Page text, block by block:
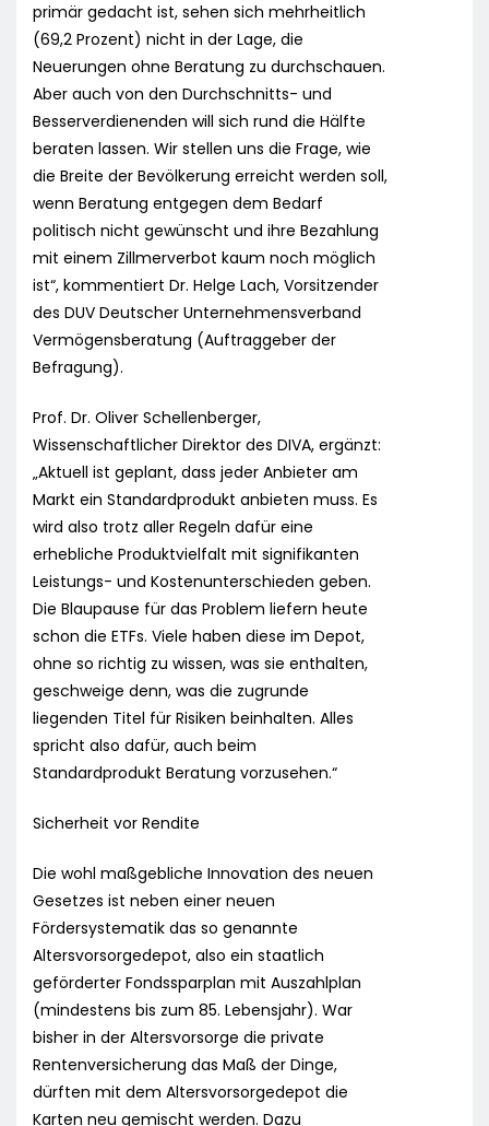
primär gedacht ist, sehen sich mehrheitlich
(69,2 Prozent) nicht in der Lage, die
Neuerungen ohne Beratung zu durchschauen.
Aber auch von den Durchschnitts- und
Besserverdienenden will sich rund die Hälfte
beraten lassen. Wir stellen uns die Frage, wie
die Breite der Bevölkerung erreicht werden soll,
wenn Beratung entgegen dem Bedarf
politisch nicht gewünscht und ihre Bezahlung
mit einem Zillmerverbot kaum noch möglich
ist“, kommentiert Dr. Helge Lach, Vorsitzender
des DUV Deutscher Unternehmensverband
Vermögensberatung (Auftraggeber der
Befragung).
Prof. Dr. Oliver Schellenberger,
Wissenschaftlicher Direktor des DIVA, ergänzt:
„Aktuell ist geplant, dass jeder Anbieter am
Markt ein Standardprodukt anbieten muss. Es
wird also trotz aller Regeln dafür eine
erhebliche Produktvielfalt mit signifikanten
Leistungs- und Kostenunterschieden geben.
Die Blaupause für das Problem liefern heute
schon die ETFs. Viele haben diese im Depot,
ohne so richtig zu wissen, was sie enthalten,
geschweige denn, was die zugrunde
liegenden Titel für Risiken beinhalten. Alles
spricht also dafür, auch beim
Standardprodukt Beratung vorzusehen.“
Sicherheit vor Rendite
Die wohl maßgebliche Innovation des neuen
Gesetzes ist neben einer neuen
Fördersystematik das so genannte
Altersvorsorgedepot, also ein staatlich
geförderter Fondssparplan mit Auszahlplan
(mindestens bis zum 85. Lebensjahr). War
bisher in der Altersvorsorge die private
Rentenversicherung das Maß der Dinge,
dürften mit dem Altersvorsorgedepot die
Karten neu gemischt werden. Dazu